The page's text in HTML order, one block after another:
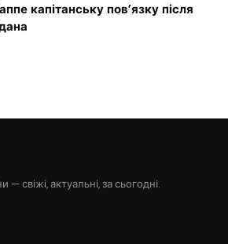
капітанську пов’язку після
— свіжі, актуальні, за сьогодні.